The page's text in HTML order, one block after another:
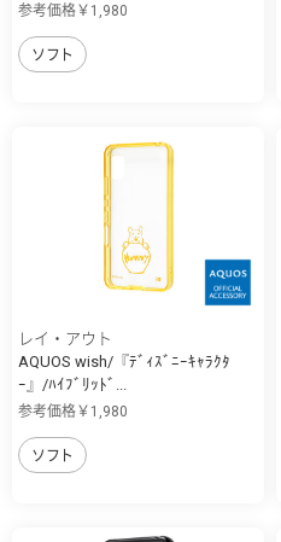
参考価格￥1,980
ソフト
レイ・アウト
AQUOS wish/『ﾃﾞｨｽﾞﾆｰｷｬﾗｸﾀ
ｰ』/ﾊｲﾌﾞﾘｯﾄﾞ...
参考価格￥1,980
ソフト